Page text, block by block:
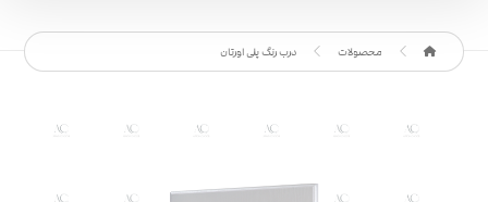
محصولات درب رنگ پلی اورتان